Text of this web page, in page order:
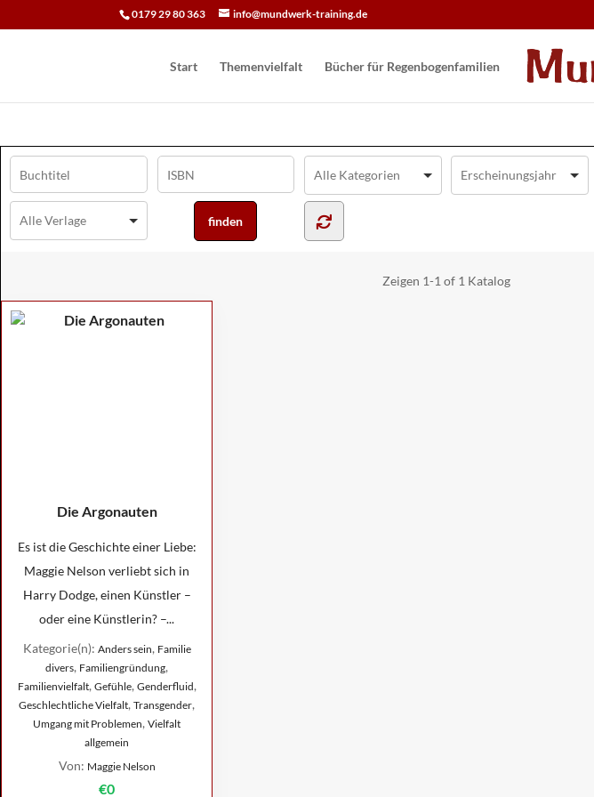
0179 29 80 363 info@mundwerk-training.de
Start Themenvielfalt Bücher für Regen­bogen­familien
Zeigen 1-1 of 1 Katalog
Die Argonauten
Es ist die Geschichte einer Liebe:
Maggie Nelson verliebt sich in
Harry Dodge, einen Künstler –
oder eine Künstlerin? –...
Kategorie(n): Anders sein, Familie
divers, Familiengründung,
Familienvielfalt, Gefühle, Genderfluid,
Geschlechtliche Vielfalt, Transgender,
Umgang mit Problemen, Vielfalt
allgemein
Von: Maggie Nelson
€0